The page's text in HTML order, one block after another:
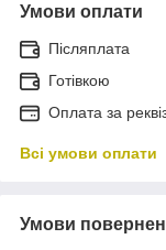
Умови оплати
Післяплата
Готівкою
Оплата за
Всі умови оплати
Умови